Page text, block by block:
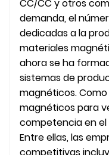
CC/CC y otros
demanda, el
dedicadas a la
materiales
ahora se ha
sistemas de
magnéticos.
magnéticos para
competencia en
Entre ellas, las
competitivas